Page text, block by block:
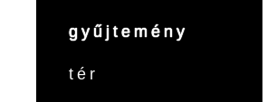
gyűjtemény
tér